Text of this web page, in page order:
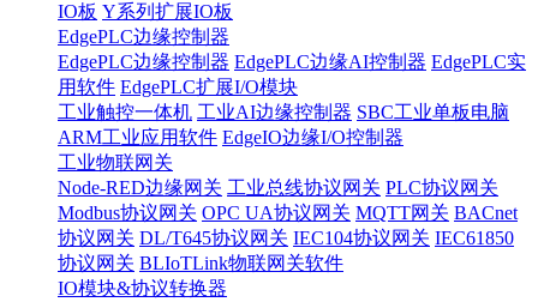
IO板 Y系列扩展IO板
EdgePLC边缘控制器
EdgePLC边缘控制器 EdgePLC边缘AI控制器 EdgePLC实
用软件 EdgePLC扩展I/O模块
工业触控一体机 工业AI边缘控制器 SBC工业单板电脑
ARM工业应用软件 EdgeIO边缘I/O控制器
工业物联网关
Node-RED边缘网关 工业总线协议网关 PLC协议网关
Modbus协议网关 OPC UA协议网关 MQTT网关 BACnet
协议网关 DL/T645协议网关 IEC104协议网关 IEC61850
协议网关 BLIoTLink物联网关软件
IO模块&协议转换器